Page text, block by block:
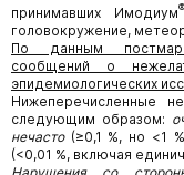
принимавших Имодиум®
головокружение,
По данным
сообщений о
эпидемиологических
Нижеперечисленные
следующим образом:
нечасто(≥0,1 %, но <1
(<0,01 %, включая